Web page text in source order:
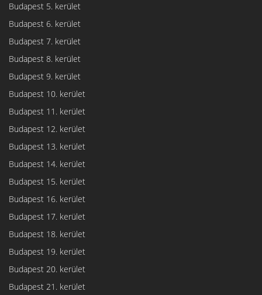
Budapest 5. kerület
Budapest 6. kerület
Budapest 7. kerület
Budapest 8. kerület
Budapest 9. kerület
Budapest 10. kerület
Budapest 11. kerület
Budapest 12. kerület
Budapest 13. kerület
Budapest 14. kerület
Budapest 15. kerület
Budapest 16. kerület
Budapest 17. kerület
Budapest 18. kerület
Budapest 19. kerület
Budapest 20. kerület
Budapest 21. kerület